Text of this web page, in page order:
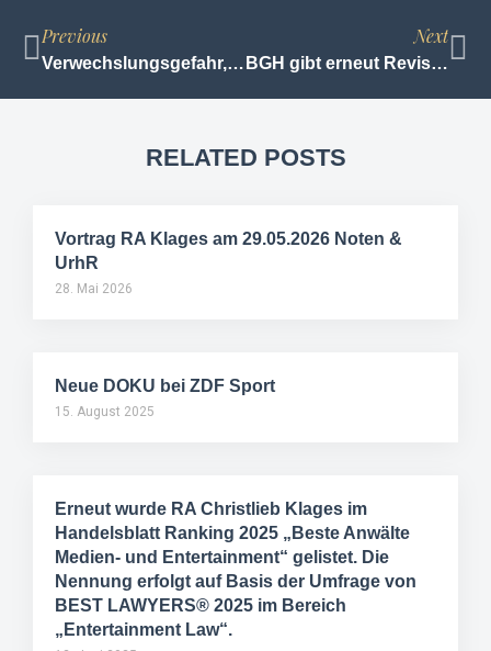
Previous
Verwechslungsgefahr, Rufausbeutung und Verwässerung einer bekannten Marke
Next
BGH gibt erneut Revision zu Online-Videorekorder statt
RELATED POSTS
Vortrag RA Klages am 29.05.2026 Noten &
UrhR
28. Mai 2026
Neue DOKU bei ZDF Sport
15. August 2025
Erneut wurde RA Christlieb Klages im
Handelsblatt Ranking 2025 „Beste Anwälte
Medien- und Entertainment“ gelistet. Die
Nennung erfolgt auf Basis der Umfrage von
BEST LAWYERS® 2025 im Bereich
„Entertainment Law“.